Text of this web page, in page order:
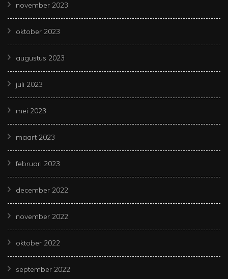
november 2023
oktober 2023
augustus 2023
juli 2023
mei 2023
maart 2023
februari 2023
december 2022
november 2022
oktober 2022
september 2022